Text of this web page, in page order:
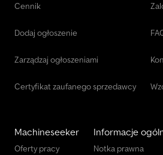
Cennik
Dodaj ogłoszenie
Zarządzaj ogłoszeniami
Certyfikat zaufanego sprzedawcy
Machineseeker
Oferty pracy
Informacje
Notka prawna